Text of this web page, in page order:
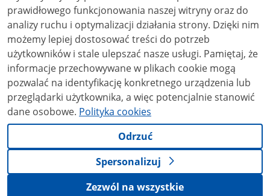
NC-ND 4.0), o ile nie jest to stwierdzone inaczej.
prawidłowego funkcjonowania naszej witryny oraz do
analizy ruchu i optymalizacji działania strony. Dzięki nim
możemy lepiej dostosować treści do potrzeb
użytkowników i stale ulepszać nasze usługi. Pamiętaj, że
informacje przechowywane w plikach cookie mogą
pozwalać na identyfikację konkretnego urządzenia lub
przeglądarki użytkownika, a więc potencjalnie stanowić
dane osobowe. Polityka cookies
Odrzuć
Spersonalizuj
Zezwól na wszystkie